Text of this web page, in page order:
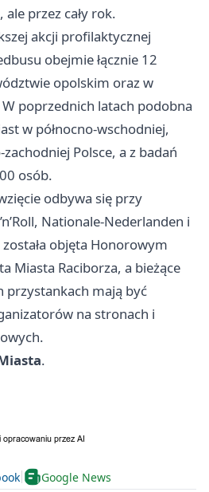
przez cały rok.
akcji profilaktycznej
obejmie łącznie 12
opolskim oraz w
poprzednich latach podobna
w północno-wschodniej,
Polsce, a z badań
osób.
odbywa się przy
Nationale-Nederlanden i
została objęta Honorowym
Miasta Raciborza, a bieżące
przystankach mają być
na stronach i
.
Google News